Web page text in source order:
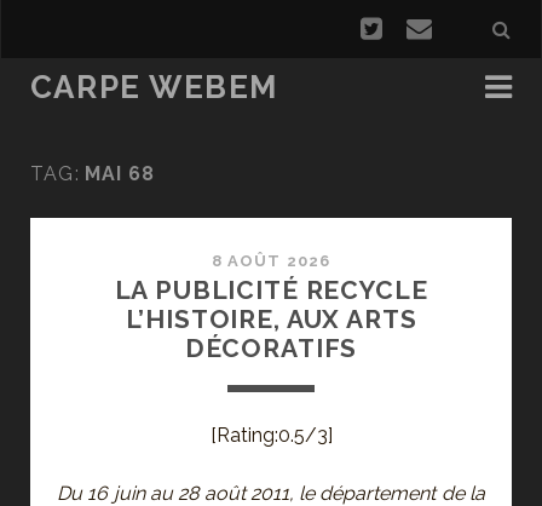
CARPE WEBEM
TAG: MAI 68
8 AOÛT 2026
LA PUBLICITÉ RECYCLE
L’HISTOIRE, AUX ARTS
DÉCORATIFS
[Rating:0.5/3]
Du 16 juin au 28 août 2011, le département de la